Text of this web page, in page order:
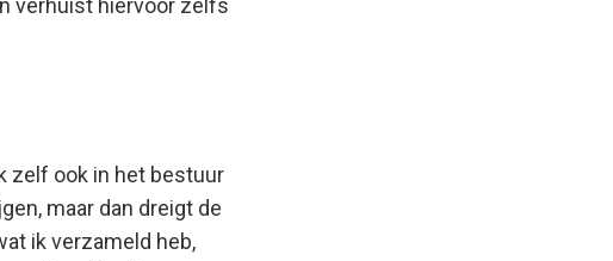
verhuist hiervoor zelfs
zelf ook in het bestuur
maar dan dreigt de
ik verzameld heb,